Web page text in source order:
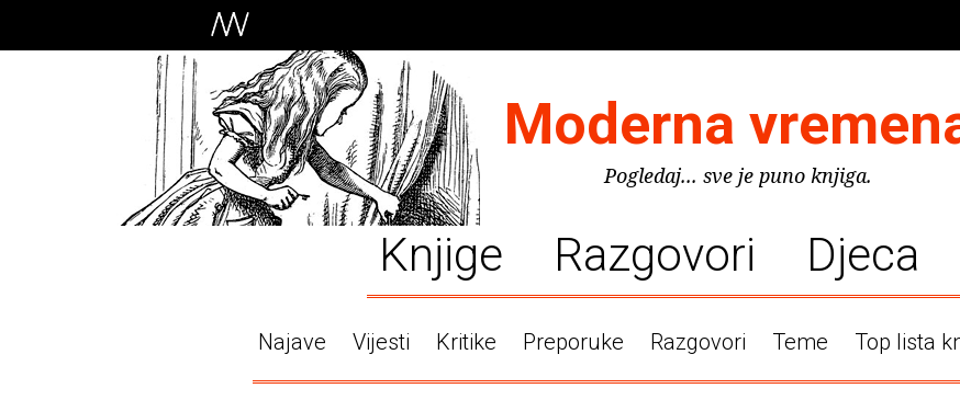
Moderna
Pogledaj... sve je puno knjiga.
Knjige Razgovori Djeca
Najave Vijesti Kritike Preporuke Razgovori Teme Top lista